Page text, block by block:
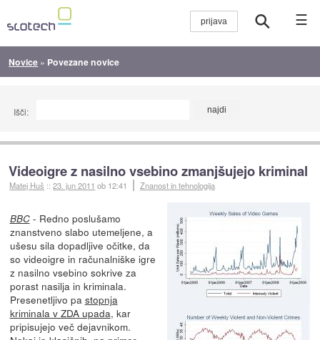
☰
Novice » Povezane novice
Išči:
Videoigre z nasilno vsebino zmanjšujejo kriminal
Matej Huš ::23. jun 2011 ob 12:41 Znanost in tehnologija
BBC- Redno poslušamo
znanstveno slabo utemeljene, a
ušesu sila dopadljive očitke, da
so videoigre in računalniške igre
z nasilno vsebino sokrive za
porast nasilja in kriminala.
Presenetljivo pa stopnja
kriminala v ZDA upada, kar
pripisujejo več dejavnikom.